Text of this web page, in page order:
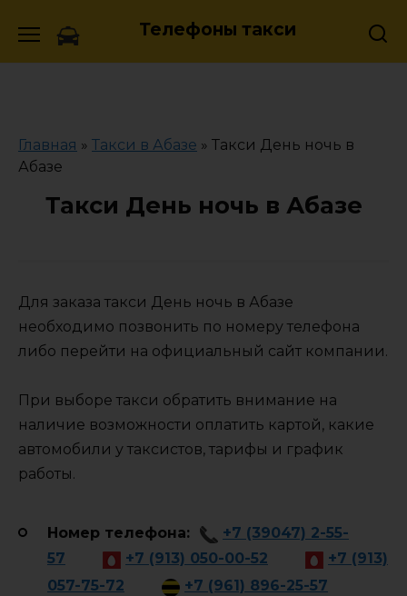
Телефоны такси
Главная » Такси в Абазе » Такси День ночь в
Абазе
Такси День ночь в Абазе
Для заказа такси День ночь в Абазе
необходимо позвонить по номеру телефона
либо перейти на официальный сайт компании.
При выборе такси обратить внимание на
наличие возможности оплатить картой, какие
автомобили у таксистов, тарифы и график
работы.
Номер телефона:
+7 (39047) 2-55-
57
+7 (913) 050-00-52
+7 (913)
057-75-72
+7 (961) 896-25-57